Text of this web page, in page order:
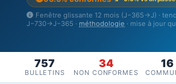
Fenêtre glissante 12 mois (J−365→J) ·
J−730→J−365 · méthodologie · mise à jour
757
BULLETINS
34
NON CONFORMES
16